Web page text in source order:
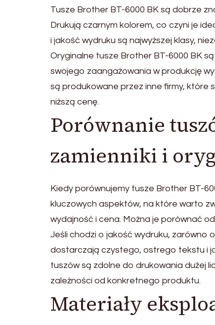
Tusze Brother BT-6000 BK są dobrze
Drukują czarnym kolorem, co czyni je
i jakość wydruku są najwyższej klasy,
Oryginalne tusze Brother BT-6000 BK
swojego zaangażowania w produkcję
są produkowane przez inne firmy,
niższą cenę.
Porównanie
zamienniki i
Kiedy porównujemy tusze Brother BT-
kluczowych aspektów, na które warto
wydajność i cena. Można je porównać
Jeśli chodzi o jakość wydruku, zarówno
dostarczają czystego, ostrego tekstu i
tuszów są zdolne do drukowania dużej
zależności od konkretnego produktu.
Materiały